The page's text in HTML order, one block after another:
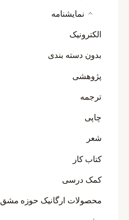
نمایشنامه
الکترونیک
بدون دسته بندی
پژوهشی
ترجمه
چاپی
شعر
کتاب کار
کمک درسی
محصولات ارگانیک حوزه مشق